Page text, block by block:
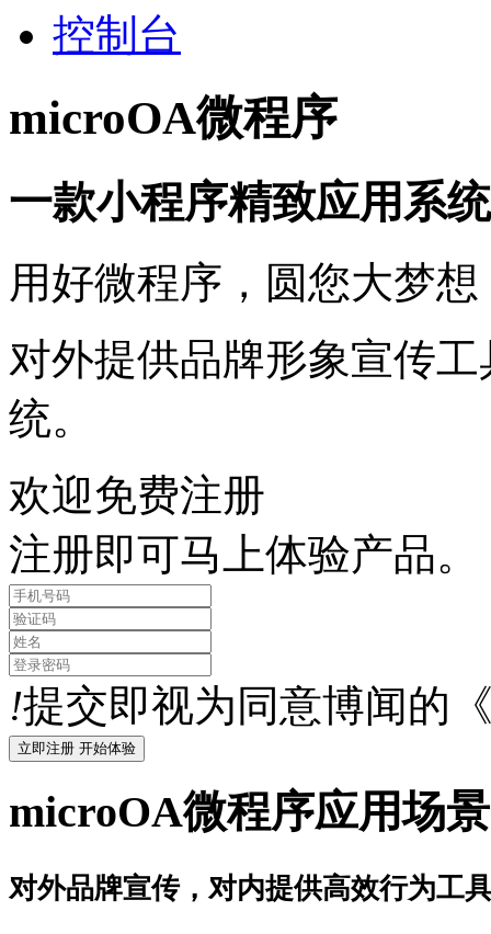
控制台
microOA微程序
一款小程序精致应用系统
用好微程序，圆您大梦想
对外提供品牌形象宣传
统。
欢迎免费注册
注册即可马上体验产品。
!提交即视为同意博闻的
microOA微程序应用场景
对外品牌宣传，对内提供高效行为工